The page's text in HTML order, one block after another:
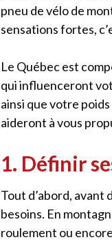
pneu de vélo de
sensations fortes,
Le Québec est
qui influenceront
ainsi que votre
aideront à vous
1. Définir
Tout d’abord, avant
besoins. En
roulement ou